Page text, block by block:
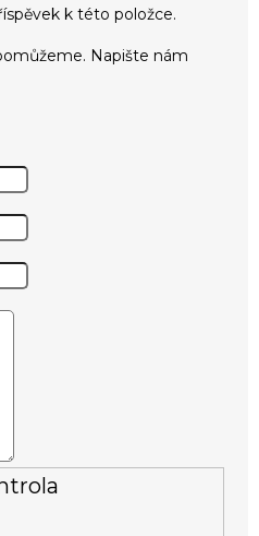
k této položce.